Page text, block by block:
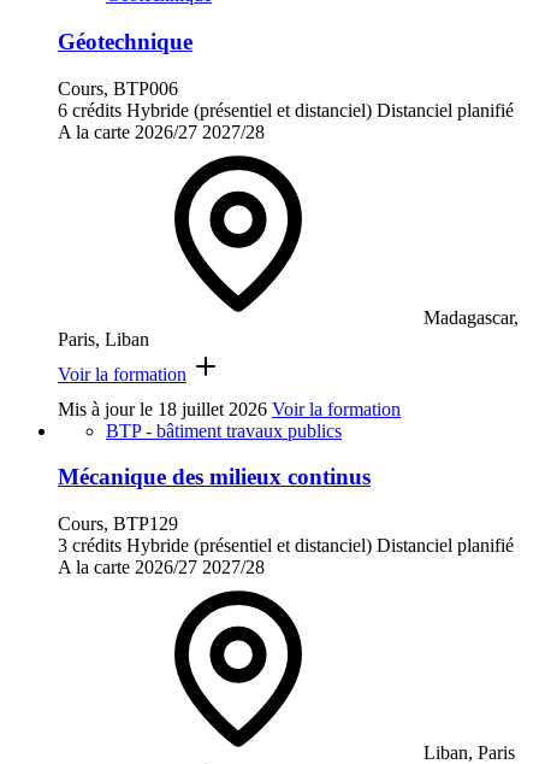
Géotechnique
Cours, BTP006
6 crédits Hybride (présentiel et distanciel) Distanciel planifié
A la carte 2026/27 2027/28
Madagascar,
Paris, Liban
Voir la formation
Mis à jour le 18 juillet 2026 Voir la formation
BTP - bâtiment travaux publics
Mécanique des milieux continus
Cours, BTP129
3 crédits Hybride (présentiel et distanciel) Distanciel planifié
A la carte 2026/27 2027/28
Liban, Paris